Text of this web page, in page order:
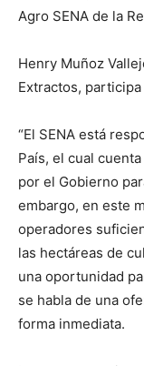
Agro SENA de la
Henry Muñoz
Extractos,
“El SENA está
País, el cual
por el Gobierno
embargo, en este
operadores
las hectáreas de
una oportunidad
se habla de una
forma inmediata.